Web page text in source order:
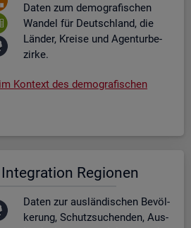
Daten zum de­mo­gra­fi­schen
Wan­del für Deutsch­land, die
Län­der, Krei­se und Agen­tur­be­
zir­ke.
Kon­text des de­mo­gra­fi­schen
Re­gio­nen
Daten zur aus­län­di­schen Be­völ­
ke­rung, Schutz­su­chen­den, Aus­